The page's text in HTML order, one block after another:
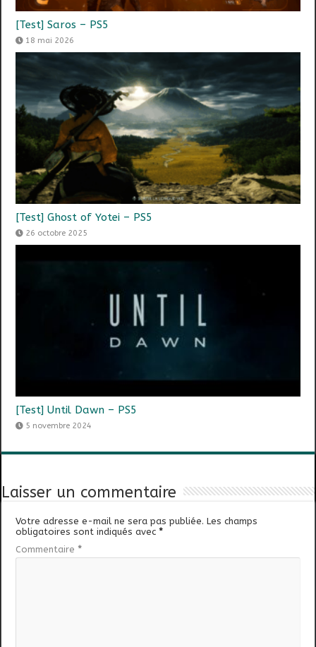
[Test] Saros – PS5
18 mai 2026
[Test] Ghost of Yotei – PS5
26 octobre 2025
[Test] Until Dawn – PS5
5 novembre 2024
Laisser un commentaire
Votre adresse e-mail ne sera pas publiée. Les champs
obligatoires sont indiqués avec*
Commentaire *